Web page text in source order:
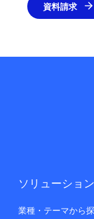
資料請求
ソリューション
業種・テーマから